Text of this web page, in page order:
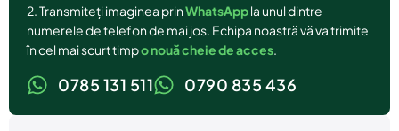
2. Transmiteți imaginea prinWhatsAppla unul dintre
numerele de telefon de mai jos. Echipa noastră vă va trimite
în cel mai scurt timpo nouă cheie de acces.
0785 131 511 0790 835 436